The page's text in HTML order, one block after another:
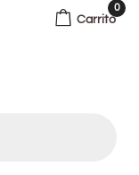
Carrito
0